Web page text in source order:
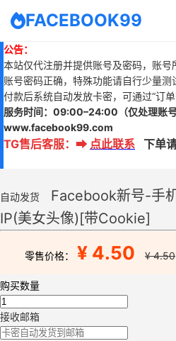
FACEBOOK99
公告：
本站仅代注册并提供账号及密码，账
账号密码正确，特殊功能请自行少量测
付款后系统自动发放卡密，可通过“订
服务时间： 09:00–24:00 （仅处理账
www.facebook99.com
TG售后客服： ➡ 点此联系 下单
自动发货
Facebook新号-手
IP(美女头像)[带Cookie]
零售价格： ¥ 4.50 ¥ 4.50
购买数量
接收邮箱